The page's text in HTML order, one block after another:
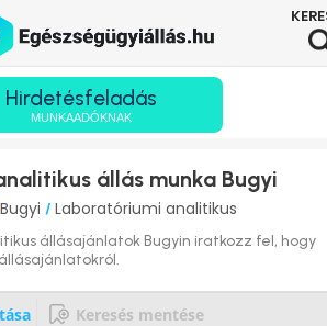
Hirdetésfeladás
MUNKAADÓKNAK
állás munka Bugyi
Bugyi / Laboratóriumi analitikus
állásajánlatok Bugyin iratkozz fel, hogy
Keresés mentése